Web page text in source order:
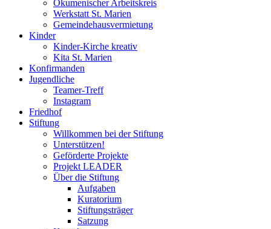
Ökumenischer Arbeitskreis
Werkstatt St. Marien
Gemeindehausvermietung
Kinder
Kinder-Kirche kreativ
Kita St. Marien
Konfirmanden
Jugendliche
Teamer-Treff
Instagram
Friedhof
Stiftung
Willkommen bei der Stiftung
Unterstützen!
Geförderte Projekte
Projekt LEADER
Über die Stiftung
Aufgaben
Kuratorium
Stiftungsträger
Satzung